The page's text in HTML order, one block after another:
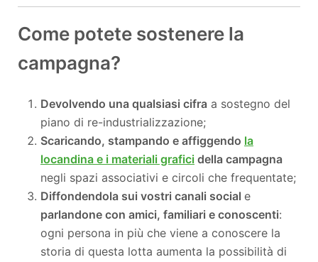
Come potete sostenere la
campagna?
Devolvendo una qualsiasi cifra a sostegno del
piano di re-industrializzazione;
Scaricando, stampando e affiggendo la
locandina e i materiali grafici della campagna
negli spazi associativi e circoli che frequentate;
Diffondendola sui vostri canali social e
parlandone con amici, familiari e conoscenti:
ogni persona in più che viene a conoscere la
storia di questa lotta aumenta la possibilità di